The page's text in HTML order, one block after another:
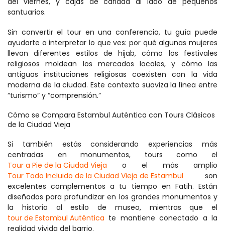
santuarios.
Sin convertir el tour en una conferencia, tu guía puede
ayudarte a interpretar lo que ves: por qué algunas mujeres
llevan diferentes estilos de hijab, cómo los festivales
religiosos moldean los mercados locales, y cómo las
antiguas instituciones religiosas coexisten con la vida
moderna de la ciudad. Este contexto suaviza la línea entre
“turismo” y “comprensión.”
Cómo se Compara Estambul Auténtica con Tours Clásicos
de la Ciudad Vieja
Si también estás considerando experiencias más
centradas en monumentos, tours como el
Tour a Pie de la Ciudad Vieja o el más amplio
Tour Todo Incluido de la Ciudad Vieja de Estambul son
excelentes complementos a tu tiempo en Fatih. Están
diseñados para profundizar en los grandes monumentos y
la historia al estilo de museo, mientras que el
tour de Estambul Auténtica te mantiene conectado a la
realidad vivida del barrio.